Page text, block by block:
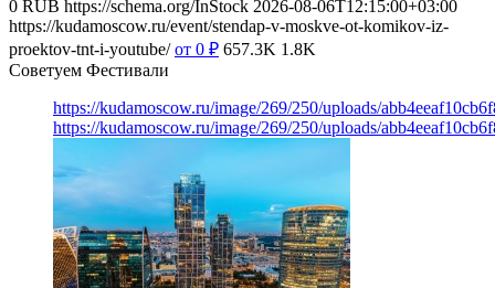
0 RUB https://schema.org/InStock 2026-08-06T12:15:00+03:00
https://kudamoscow.ru/event/stendap-v-moskve-ot-komikov-iz-
proektov-tnt-i-youtube/ от 0 ₽ 657.3K 1.8K
Советуем Фестивали
https://kudamoscow.ru/image/269/250/uploads/
https://kudamoscow.ru/image/269/250/uploads/